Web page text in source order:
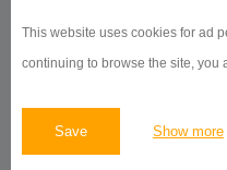
This website uses cookies for ad
continuing to browse the site, you
Save Show more
17.listopadu, Ostrava